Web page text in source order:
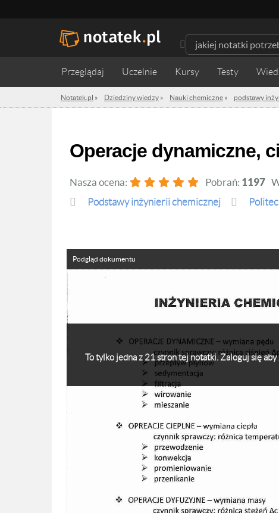
Przeglądaj Uczelnie Kursy Testy
Notatek.pl » Dziedziny wiedzy » Nauki chemiczne » podstawy
Operacje
Nasza ocena: Pobrań: 1197
podstawy inżynierii chemicznej
To tylko jedna z 21 stron tej notatki. Zaloguj się
Podgląd dokumentu